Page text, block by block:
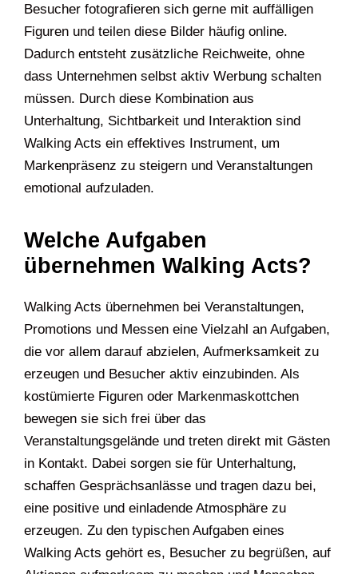
Besucher fotografieren sich gerne mit auffälligen
Figuren und teilen diese Bilder häufig online.
Dadurch entsteht zusätzliche Reichweite, ohne
dass Unternehmen selbst aktiv Werbung schalten
müssen. Durch diese Kombination aus
Unterhaltung, Sichtbarkeit und Interaktion sind
Walking Acts ein effektives Instrument, um
Markenpräsenz zu steigern und Veranstaltungen
emotional aufzuladen.
Welche Aufgaben
übernehmen Walking Acts?
Walking Acts übernehmen bei Veranstaltungen,
Promotions und Messen eine Vielzahl an Aufgaben,
die vor allem darauf abzielen, Aufmerksamkeit zu
erzeugen und Besucher aktiv einzubinden. Als
kostümierte Figuren oder Markenmaskottchen
bewegen sie sich frei über das
Veranstaltungsgelände und treten direkt mit Gästen
in Kontakt. Dabei sorgen sie für Unterhaltung,
schaffen Gesprächsanlässe und tragen dazu bei,
eine positive und einladende Atmosphäre zu
erzeugen. Zu den typischen Aufgaben eines
Walking Acts gehört es, Besucher zu begrüßen, auf